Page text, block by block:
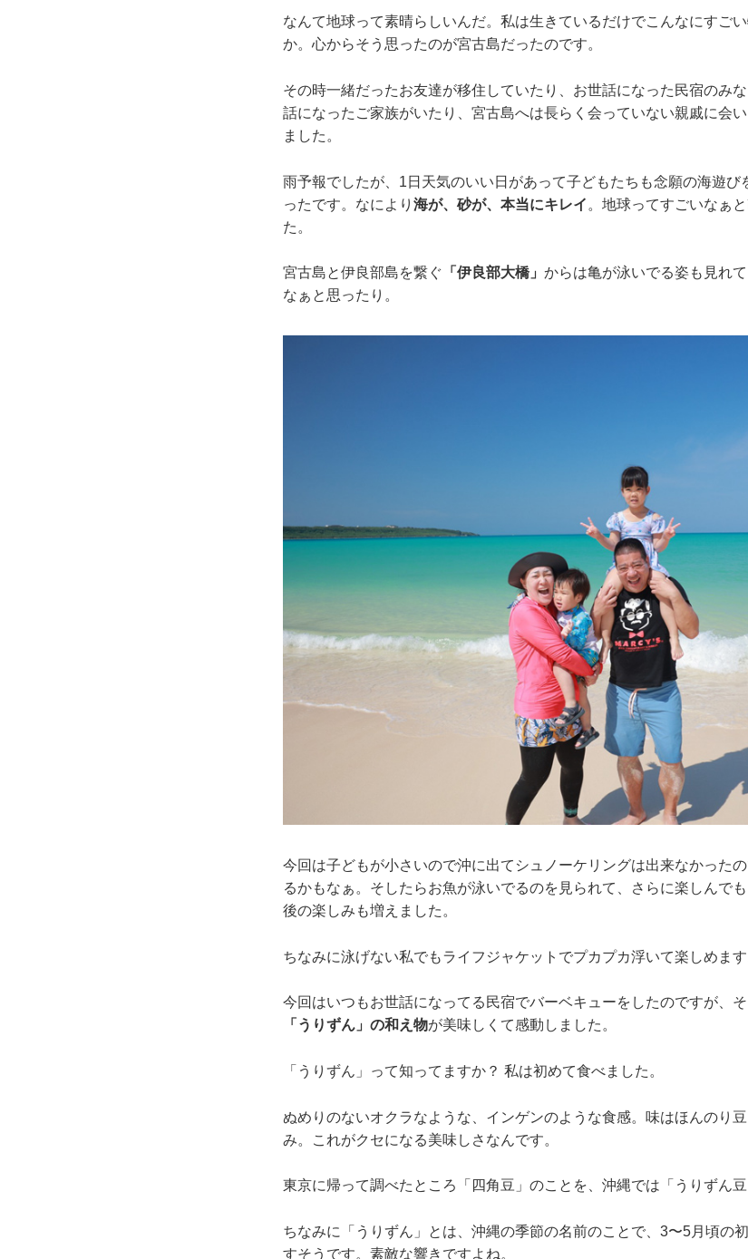
なんて地球って素晴らしいんだ。私は生きているだけでこんなにすご
か。心からそう思ったのが宮古島だったのです。
その時一緒だったお友達が移住していたり、お世話になった民宿のみ
話になったご家族がいたり、宮古島へは長らく会っていない親戚に会
ました。
雨予報でしたが、1日天気のいい日があって子どもたちも念願の海遊び
ったです。なにより 海が、砂が、本当にキレイ 。地球ってすごいなぁ
た。
宮古島と伊良部島を繋ぐ 「伊良部大橋」 からは亀が泳いでる姿も見れ
なぁと思ったり。
今回は子どもが小さいので沖に出てシュノーケリングは出来なかった
るかもなぁ。そしたらお魚が泳いでるのを見られて、さらに楽しんで
後の楽しみも増えました。
ちなみに泳げない私でもライフジャケットでプカプカ浮いて楽しめます
今回はいつもお世話になってる民宿でバーベキューをしたのですが、
「うりずん」の和え物が美味しくて感動しました。
「うりずん」って知ってますか？ 私は初めて食べました。
ぬめりのないオクラなような、インゲンのような食感。味はほんのり
み。これがクセになる美味しさなんです。
東京に帰って調べたところ「四角豆」のことを、沖縄では「うりずん豆
ちなみに「うりずん」とは、沖縄の季節の名前のことで、3〜5月頃の
すそうです。素敵な響きですよね。